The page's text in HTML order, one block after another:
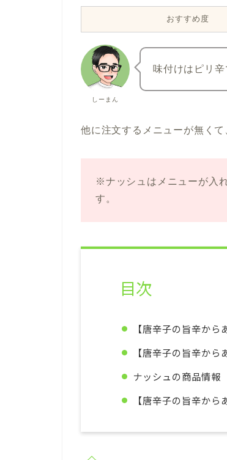
おすすめ度
しーまん
味付けはピリ辛
他に注文するメニューが無く
※ナッシュはメニューが入
す。
目次
【唐辛子の旨辛か
【唐辛子の旨辛か
ナッシュの商品情報
【唐辛子の旨辛から